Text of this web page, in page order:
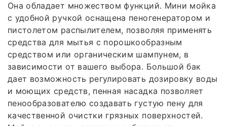
Она обладает множеством функций. Мини мойка
с удобной ручкой оснащена пеногенератором и
пистолетом распылителем, позволяя применять
средства для мытья с порошкообразным
средством или органическим шампунем, в
зависимости от вашего выбора. Большой бак
дает возможность регулировать дозировку воды
и моющих средств, пенная насадка позволяет
пенообразователю создавать густую пену для
качественной очистки грязных поверхностей.